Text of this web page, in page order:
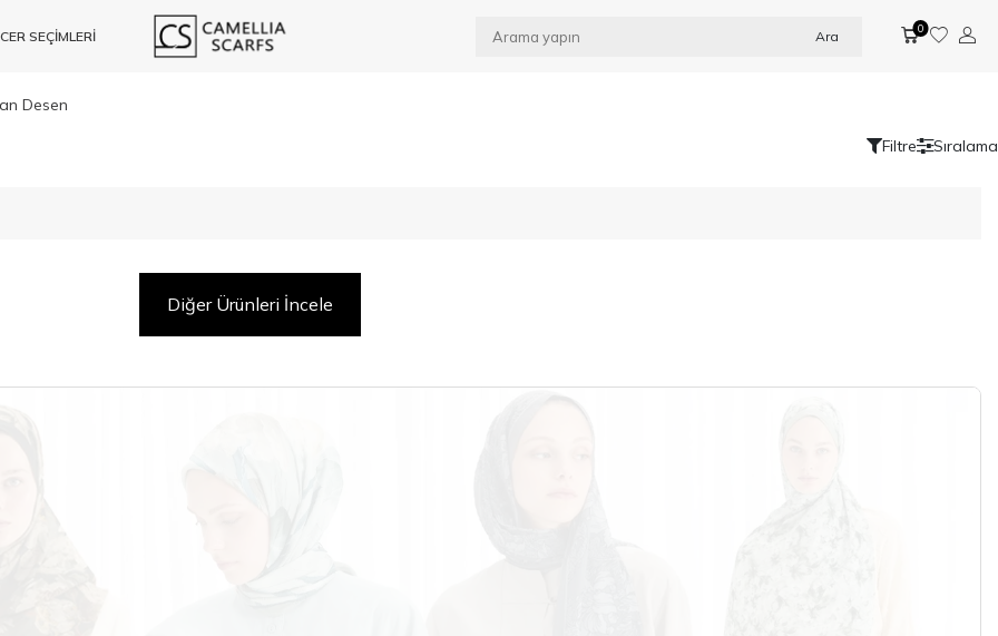
SEÇİMLERİ Ara 0
Desen
Filtre Sıralama
Diğer Ürünleri İncele